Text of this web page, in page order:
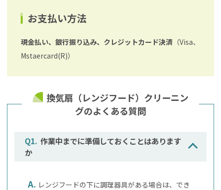
お支払い方法
現金払い、銀行振り込み、クレジットカード決済 （Visa、
Mstaercard(R)）
換気扇（レンジフード）クリーニン
グのよくある質問
作業中までに準備しておくことはあります
か
レンジフードの下に調理器具がある場合は、でき